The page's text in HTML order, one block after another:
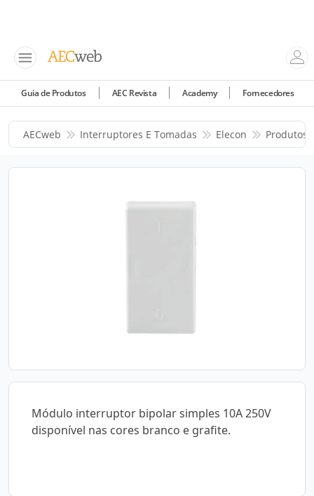
Guia de Produtos AEC Revista Academy Fornecedores
AECweb Interruptores E Tomadas Elecon Produtos
Módulo interruptor bipolar simples 10A 250V
disponível nas cores branco e grafite.